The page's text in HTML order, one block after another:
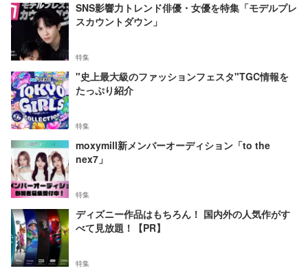
SNS影響力トレンド俳優・女優を特集「モデルプレ
スカウントダウン」
特集
"史上最大級のファッションフェスタ"TGC情報を
たっぷり紹介
特集
moxymill新メンバーオーディション「to the
nex7」
特集
ディズニー作品はもちろん！ 国内外の人気作がす
べて見放題！【PR】
特集